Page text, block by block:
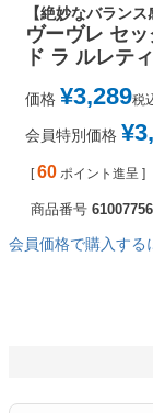
【絶妙なバラン
ヴーヴレ セ
ド ラ ルレテ
価格 ¥3,289税
会員特別価格 ¥
[ 60 ポイント進呈 ]
商品番号 61007756
会員価格で購入する